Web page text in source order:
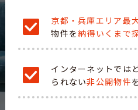
京都・兵庫エリア最
物件を納得いくまで
インターネットでは
られない非公開物件